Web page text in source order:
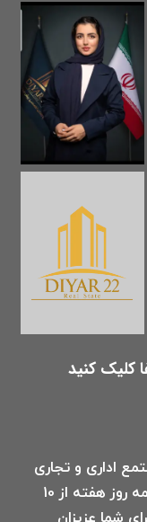
اداری و تجاری
سرزمین آفتاب طبقه 2 واحد 206 .همه روز هفته از 10
کلیک کنید